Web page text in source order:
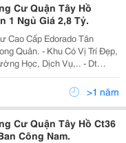
Cư Quận Tây Hồ
1 Ngủ Giá 2,8 Tỷ.
Cao Cấp Edorado Tân
Quân. - Khu Có Vị Trí Đẹp,
Học, Dịch Vụ,.. - Dt
1 Vệ Sinh, 1 Ban
Lượng. Lhe Xem
>1 năm
Cư Quận Tây Hồ Ct36
Công Nam.